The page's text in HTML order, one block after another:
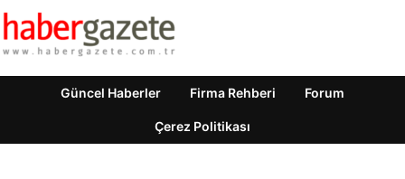
Güncel Haberler Firma Rehberi Forum
Çerez Politikası